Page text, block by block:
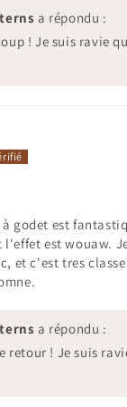
a répondu :
! Je suis ravie
godet est
est wouaw.
et c'est tres
a répondu :
retour ! Je suis